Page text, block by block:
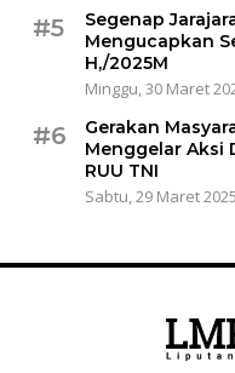
#5
Segenap
Mengucapkan
H,/2025M
Minggu, 30 Maret
#6
Gerakan
Menggelar Aksi
RUU TNI
Sabtu, 29 Maret 2025